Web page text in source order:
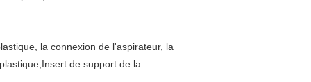
la connexion de l'aspirateur, la
de support de la